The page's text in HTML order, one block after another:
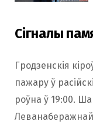
Сігналы
Гродзенскія
пажару ў
роўна ў 19:00.